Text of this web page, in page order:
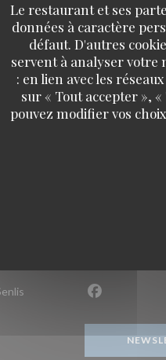
Le restaurant et ses
données à caractère
défaut. D'autres
servent à analyser votre
: en lien avec les
sur « Tout accepter »,
pouvez modifier vos
Diner
((ouvre une nouvelle fenêtre))